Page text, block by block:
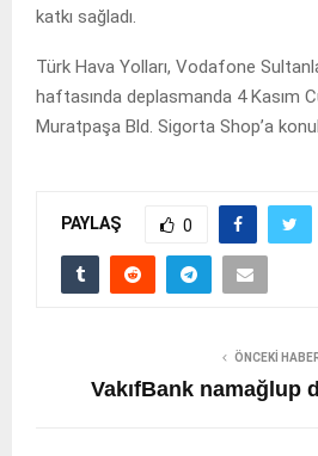
katkı sağladı.
Türk Hava Yolları, Vodafone
haftasında deplasmanda 4 Kasım
Muratpaşa Bld. Sigorta Shop’a
PAYLAŞ 0
ÖNCEKI
VakıfBank namağlup